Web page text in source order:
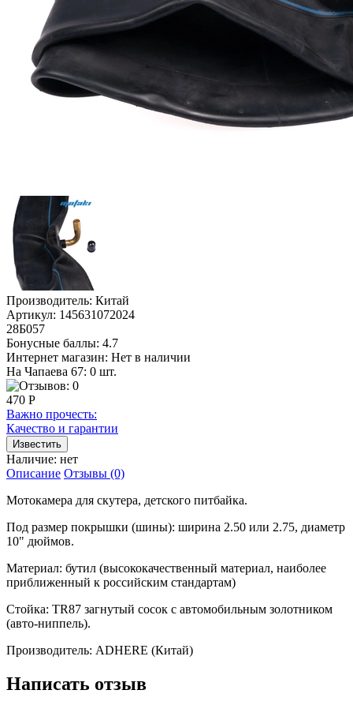
Производитель: Китай
Артикул: 145631072024
28Б057
Бонусные баллы: 4.7
Интернет магазин: Нет в наличии
На Чапаева 67: 0 шт.
470 Р
Важно прочесть:
Качество и гарантии
Наличие: нет
Описание Отзывы (0)
Мотокамера для скутера, детского питбайка.
Под размер покрышки (шины): ширина 2.50 или 2.75, диаметр
10" дюймов.
Материал: бутил (высококачественный материал, наиболее
приближенный к российским стандартам)
Стойка: TR87 загнутый сосок с автомобильным золотником
(авто-ниппель).
Производитель: ADHERE (Китай)
Написать отзыв